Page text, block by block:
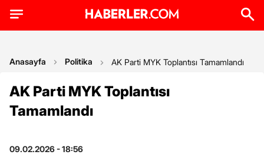
Anasayfa Politika AK Parti MYK Toplantısı Tamamlandı
AK Parti MYK Toplantısı
Tamamlandı
09.02.2026 - 18:56